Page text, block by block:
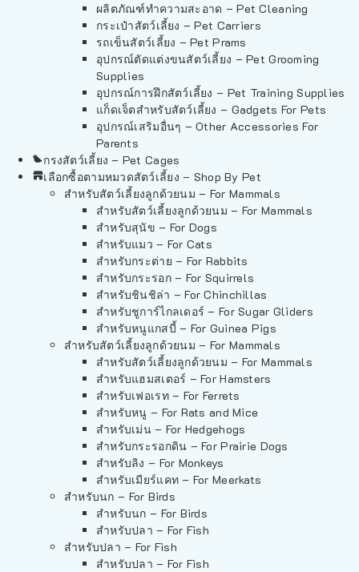
ผลิตภัณฑ์ทำความสะอาด – Pet Cleaning
กระเป๋าสัตว์เลี้ยง – Pet Carriers
รถเข็นสัตว์เลี้ยง – Pet Prams
อุปกรณ์ตัดแต่งขนสัตว์เลี้ยง – Pet Grooming
Supplies
อุปกรณ์การฝึกสัตว์เลี้ยง – Pet Training Supplies
แก็ดเจ็ตสำหรับสัตว์เลี้ยง – Gadgets For Pets
อุปกรณ์เสริมอื่นๆ – Other Accessories For
Parents
กรงสัตว์เลี้ยง – Pet Cages
เลือกซื้อตามหมวดสัตว์เลี้ยง – Shop By Pet
สำหรับสัตว์เลี้ยงลูกด้วยนม – For Mammals
สำหรับสัตว์เลี้ยงลูกด้วยนม – For Mammals
สำหรับสุนัข – For Dogs
สำหรับแมว – For Cats
สำหรับกระต่าย – For Rabbits
สำหรับกระรอก – For Squirrels
สำหรับชินชิล่า – For Chinchillas
สำหรับชูการ์ไกลเดอร์ – For Sugar Gliders
สำหรับหนูแกสบี้ – For Guinea Pigs
สำหรับสัตว์เลี้ยงลูกด้วยนม – For Mammals
สำหรับสัตว์เลี้ยงลูกด้วยนม – For Mammals
สำหรับแฮมสเตอร์ – For Hamsters
สำหรับเฟอเรท – For Ferrets
สำหรับหนู – For Rats and Mice
สำหรับเม่น – For Hedgehogs
สำหรับกระรอกดิน – For Prairie Dogs
สำหรับลิง – For Monkeys
สำหรับเมียร์แคท – For Meerkats
สำหรับนก – For Birds
สำหรับนก – For Birds
สำหรับปลา – For Fish
สำหรับปลา – For Fish
สำหรับปลา – For Fish